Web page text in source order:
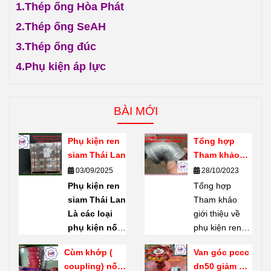
1.Thép ống Hòa Phát
2.Thép ống SeAH
3.Thép ống đúc
4.Phụ kiện áp lực
BÀI MỚI
Phụ kiện ren
siam Thái Lan
03/09/2025
Phụ kiện ren
siam Thái Lan
Là các loại
phụ kiện nối
(threaded
fittings) do
Tổng hợp
Tham khảo
giới thiệu về
phụ kiện ren
mạ kẽm
Shanxi Haili
Trung Quốc
28/10/2023
Tổng hợp
Tham khảo
giới thiệu về
phụ kiện ren
Shanxi Haili
Trung Quốc.
Cùm khớp (
coupling) nối
Van góc pccc
dn50 giảm giá